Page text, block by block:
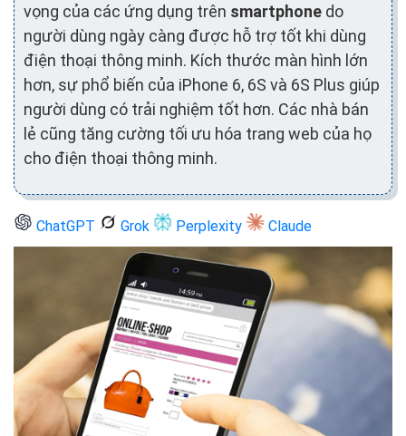
vọng của các ứng dụng trên smartphone do
người dùng ngày càng được hỗ trợ tốt khi dùng
điện thoại thông minh. Kích thước màn hình lớn
hơn, sự phổ biến của iPhone 6, 6S và 6S Plus giúp
người dùng có trải nghiệm tốt hơn. Các nhà bán
lẻ cũng tăng cường tối ưu hóa trang web của họ
cho điện thoại thông minh.
ChatGPT Grok Perplexity Claude